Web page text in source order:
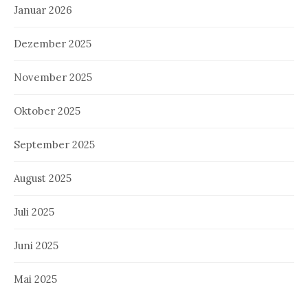
Januar 2026
Dezember 2025
November 2025
Oktober 2025
September 2025
August 2025
Juli 2025
Juni 2025
Mai 2025